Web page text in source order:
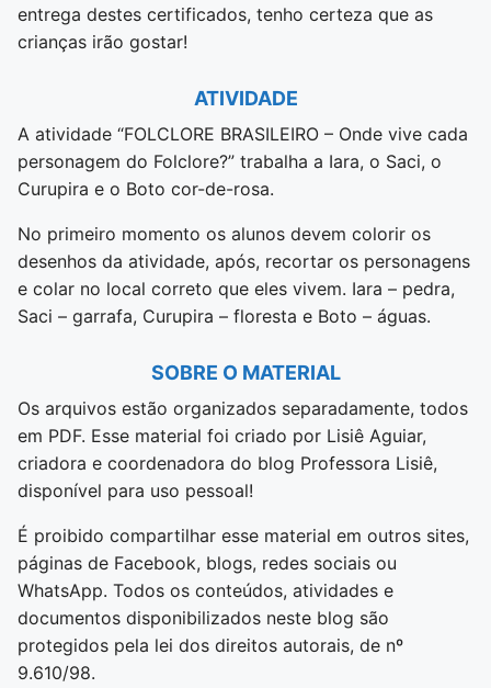
entrega destes certificados, tenho certeza que as
crianças irão gostar!
ATIVIDADE
A atividade “FOLCLORE BRASILEIRO – Onde vive cada
personagem do Folclore?” trabalha a Iara, o Saci, o
Curupira e o Boto cor-de-rosa.
No primeiro momento os alunos devem colorir os
desenhos da atividade, após, recortar os personagens
e colar no local correto que eles vivem. Iara – pedra,
Saci – garrafa, Curupira – floresta e Boto – águas.
SOBRE O MATERIAL
Os arquivos estão organizados separadamente, todos
em PDF. Esse material foi criado por Lisiê Aguiar,
criadora e coordenadora do blog Professora Lisiê,
disponível para uso pessoal!
É proibido compartilhar esse material em outros sites,
páginas de Facebook, blogs, redes sociais ou
WhatsApp. Todos os conteúdos, atividades e
documentos disponibilizados neste blog são
protegidos pela lei dos direitos autorais, de nº
9.610/98.